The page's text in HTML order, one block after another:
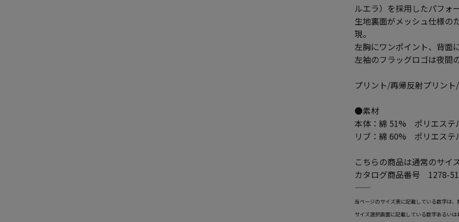
ルエラ）を採用したパフォ
生地裏面がメッシュ仕様の
現。
左胸にワンポイント、背面
左袖のフラッグロゴは夜間
プリント/再帰反射プリン
●素材
本体：綿 51% ポリエステ
リブ：綿 60% ポリエステ
こちらの商品は通常のサイ
カタログ商品番号 1278-
―――――――――――――――――――――――
当ページのサイズ表に記載している数字は
サイズ選択画面に記載している数字あるい